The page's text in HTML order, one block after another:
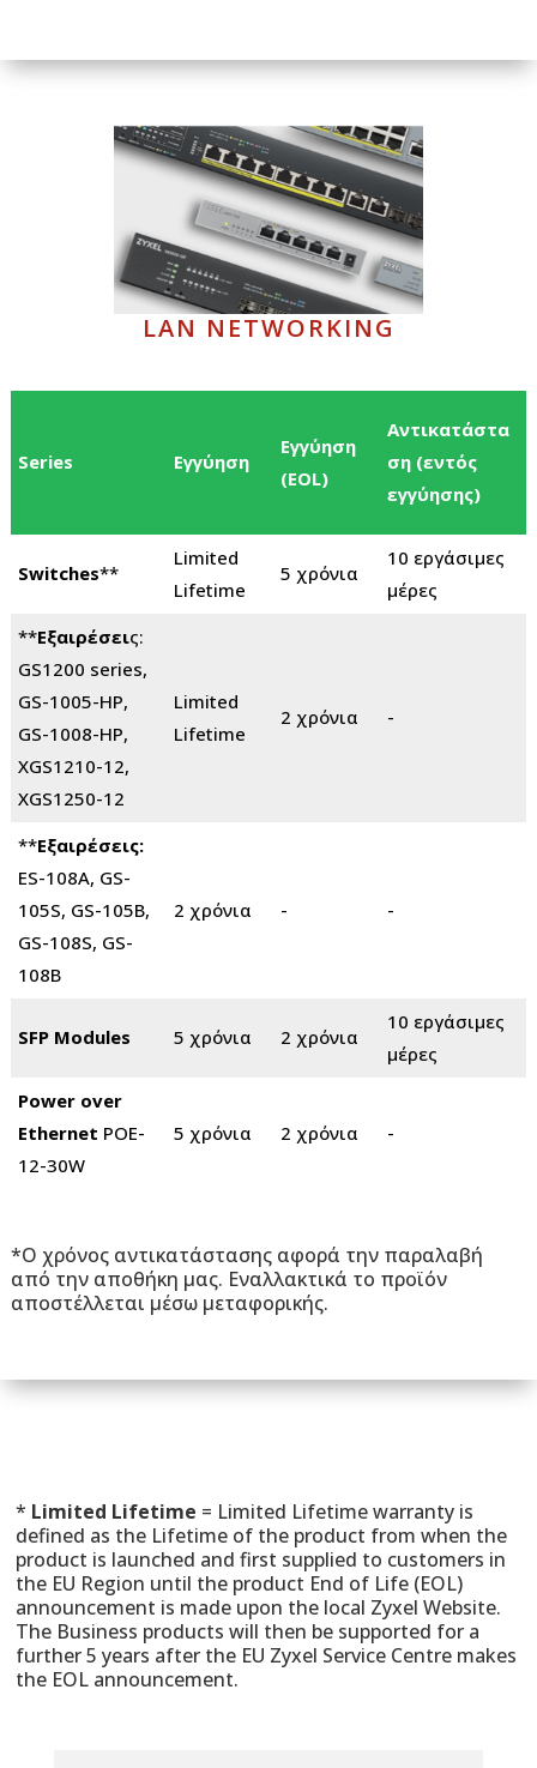
LAN NETWORKING
Series Εγγύηση
Εγγύηση
(EOL)
Αντικατάστα
ση (εντός
εγγύησης)
Switches**
Limited
Lifetime
5 χρόνια
10 εργάσιμες
μέρες
**Εξαιρέσεις:
GS1200 series,
GS-1005-HP,
GS-1008-HP,
XGS1210-12,
XGS1250-12
Limited
Lifetime
2 χρόνια -
**Εξαιρέσεις:
ES-108A, GS-
105S, GS-105B,
GS-108S, GS-
108B
2 χρόνια - -
SFP Modules 5 χρόνια 2 χρόνια
10 εργάσιμες
μέρες
Power over
Ethernet POE-
12-30W
5 χρόνια 2 χρόνια -
*Ο χρόνος αντικατάστασης αφορά την παραλαβή
από την αποθήκη μας. Εναλλακτικά το προϊόν
αποστέλλεται μέσω μεταφορικής.
* Limited Lifetime = Limited Lifetime warranty is
defined as the Lifetime of the product from when the
product is launched and first supplied to customers in
the EU Region until the product End of Life (EOL)
announcement is made upon the local Zyxel Website.
The Business products will then be supported for a
further 5 years after the EU Zyxel Service Centre makes
the EOL announcement.